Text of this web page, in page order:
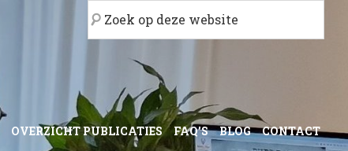
Zoek
op
OVERZICHT PUBLICATIES FAQ’S BLOG CONTACT